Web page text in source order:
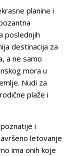
planine i
poslednjih
destinacija za
a ne samo
mora u
Nudi za
plaže i
i
letovanje
ima onih koje